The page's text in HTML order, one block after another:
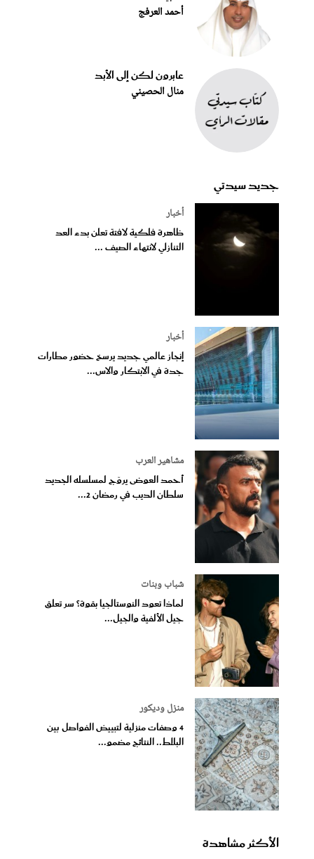
أحمد العرفج
عابرون لكن إلى الأبد
منال الحصيني
جديد سيدتي
أخبار
ظاهرة فلكية لافتة تعلن بدء العد
التنازلي لانتهاء الصيف ...
أخبار
إنجاز عالمي جديد يرسخ حضور مطارات
جدة في الابتكار والاس...
مشاهير العرب
أحمد العوضى يروّج لمسلسله الجديد
سلطان الديب في رمضان 2...
شباب وبنات
لماذا تعود النوستالجيا بقوة؟ سر تعلق
جيل الألفية والجيل...
منزل وديكور
4 وصفات منزلية لتبييض الفواصل بين
البلاط.. النتائج مضمو...
الأكثر مشاهدة